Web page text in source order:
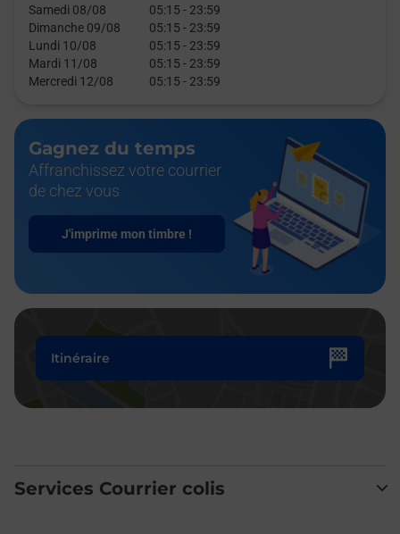
Samedi 08/08
05:15 - 23:59
Dimanche 09/08
05:15 - 23:59
Lundi 10/08
05:15 - 23:59
Mardi 11/08
05:15 - 23:59
Mercredi 12/08
05:15 - 23:59
Gagnez du temps
Affranchissez votre courrier
de chez vous
J'imprime mon timbre !
Itinéraire
Services Courrier colis